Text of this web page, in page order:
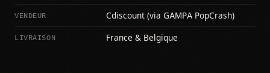
VENDEUR Cdiscount (via GAMPA PopCrash)
LIVRAISON France & Belgique